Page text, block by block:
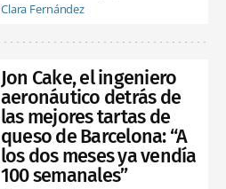
Clara Fernández
Jon Cake, el ingeniero
aeronáutico detrás de
las mejores tartas de
queso de Barcelona: “A
los dos meses ya vendía
100 semanales”